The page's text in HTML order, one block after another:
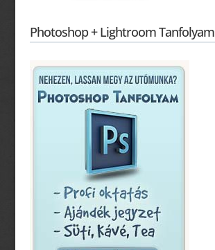
Photoshop + Lightroom Tanfolyam